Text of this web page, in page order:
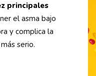
principales
el asma bajo
y complica la
serio.